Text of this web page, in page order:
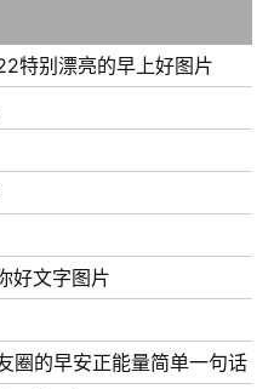
能不在于我们的能力，而在
全身而退，坐享其成，不劳
。早安!
来就不会误人。你也不必和
判官。早安!
略了一辈子;有的人你看了一
特别漂亮的早上好图片
好文字图片
圈的早安正能量简单一句话